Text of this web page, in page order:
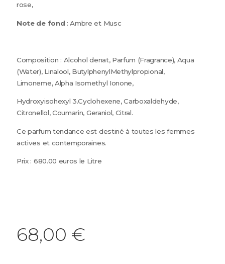
rose,
Note de fond : Ambre et Musc
Composition : Alcohol denat, Parfum (Fragrance), Aqua
(Water), Linalool, ButylphenylMethylpropional,
Limoneme, Alpha Isomethyl Ionone,
Hydroxyisohexyl 3.Cyclohexene, Carboxaldehyde,
Citronellol, Coumarin, Geraniol, Citral.
Ce parfum tendance est destiné à toutes les femmes
actives et contemporaines.
Prix : 680.00 euros le Litre
68,00 €